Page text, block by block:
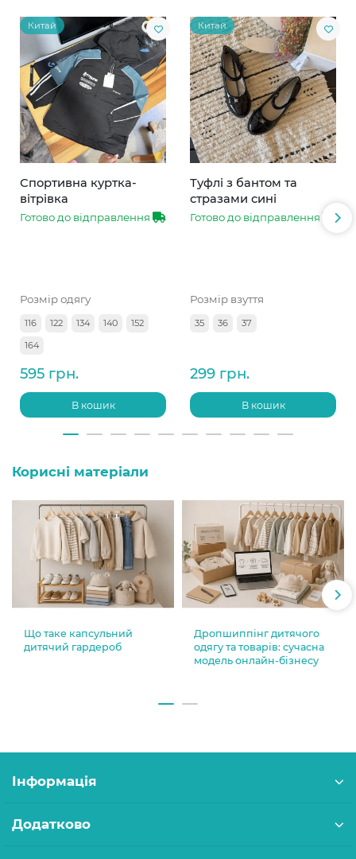
Китай
Спортивна куртка-
вітрівка
Готово до відправлення
Розмір одягу
116 122 134 140
152
164
595 грн.
В кошик
Китай
Туфлі з бантом та
стразами сині
Готово до відправлення
Розмір взуття
35 36 37
299 грн.
В кошик
Корисні матеріали
Що таке капсульний
дитячий гардероб
Дропшиппінг дитячого
одягу та товарів: сучасна
модель онлайн-бізнесу
Інформація
Додатково